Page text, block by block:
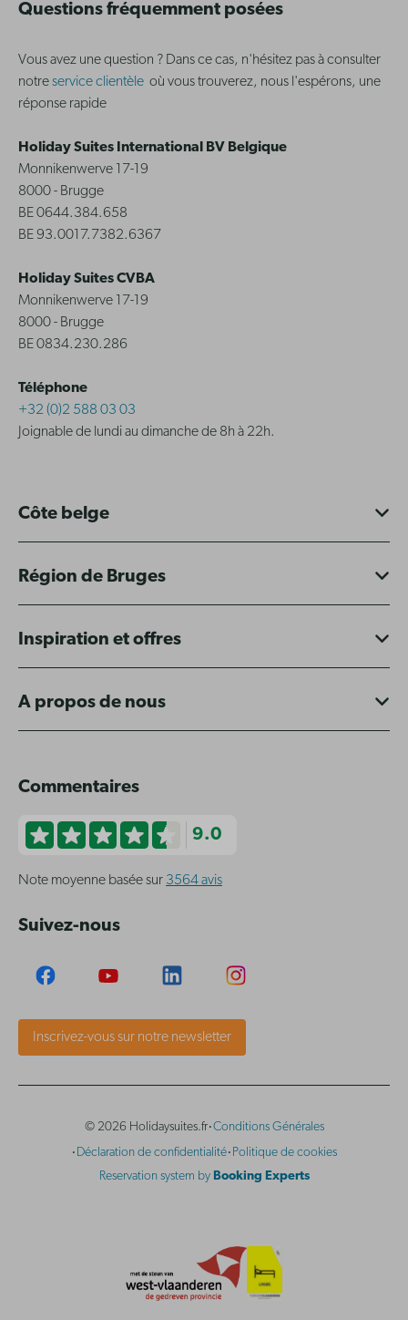
Questions fréquemment posées
Vous avez une question ? Dans ce cas, n'hésitez pas à consulter
notreservice clientèle où vous trouverez, nous l'espérons, une
réponse rapide
Holiday Suites International BV Belgique
Monnikenwerve 17-19
8000 - Brugge
BE 0644.384.658
BE 93.0017.7382.6367
Holiday Suites CVBA
Monnikenwerve 17-19
8000 - Brugge
BE 0834.230.286
Téléphone
+32 (0)2 588 03 03
Joignable de lundi au dimanche de 8h à 22h.
Côte belge
Région de Bruges
Inspiration et offres
A propos de nous
Commentaires
9.0
Note moyenne basée sur 3564 avis
Suivez-nous
Inscrivez-vous sur notre newsletter
© 2026 Holidaysuites.fr·Conditions Générales
· Déclaration de confidentialité· Politique de cookies
Reservation system by Booking Experts